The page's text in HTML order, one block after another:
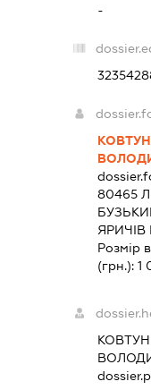
-
80465
ЯРИЧІВ
Розмір
(грн.):1